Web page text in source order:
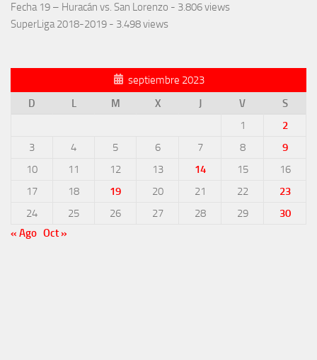
Fecha 19 – Huracán vs. San Lorenzo - 3.806 views
SuperLiga 2018-2019 - 3.498 views
septiembre 2023
D
L M X J V
S
1
2
3
4 5 6 7 8
9
10
11 12 13 14 15
16
17
18 19 20 21 22
23
24
25 26 27 28 29
30
« Ago Oct »